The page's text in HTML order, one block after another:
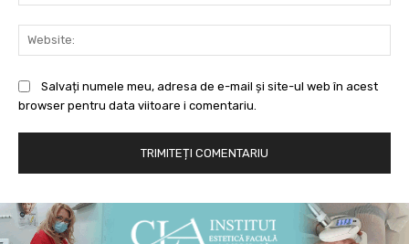
Salvați numele meu, adresa de e-mail și site-ul web în acest
browser pentru data viitoare i comentariu.